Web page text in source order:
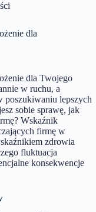
dla
dla Twojego
w ruchu, a
poszukiwaniu lepszych
sobie sprawę, jak
Wskaźnik
firmę w
zdrowia
fluktuacja
konsekwencje